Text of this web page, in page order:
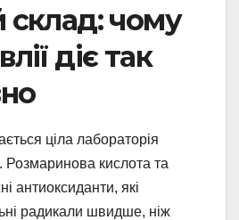
склад: чому
діє так
ціла лабораторія
Розмаринова кислота та
антиоксиданти, які
радикали швидше, ніж